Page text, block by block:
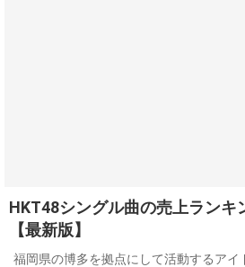
HKT48シングル曲の売上ランキ
【最新版】
福岡県の博多を拠点にして活動するアイ